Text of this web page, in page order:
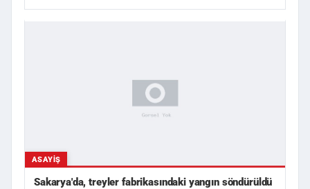
ASAYIŞ
Sakarya'da, treyler fabrikasındaki yangın söndürüldü